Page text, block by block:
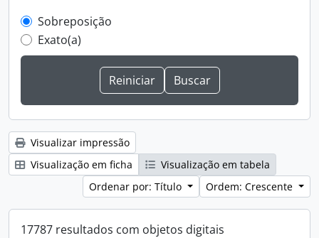
Sobreposição
Exato(a)
Visualizar impressão
Visualização em ficha
Visualização em tabela
Ordenar por: Título
Ordem: Crescente
17787 resultados com objetos digitais